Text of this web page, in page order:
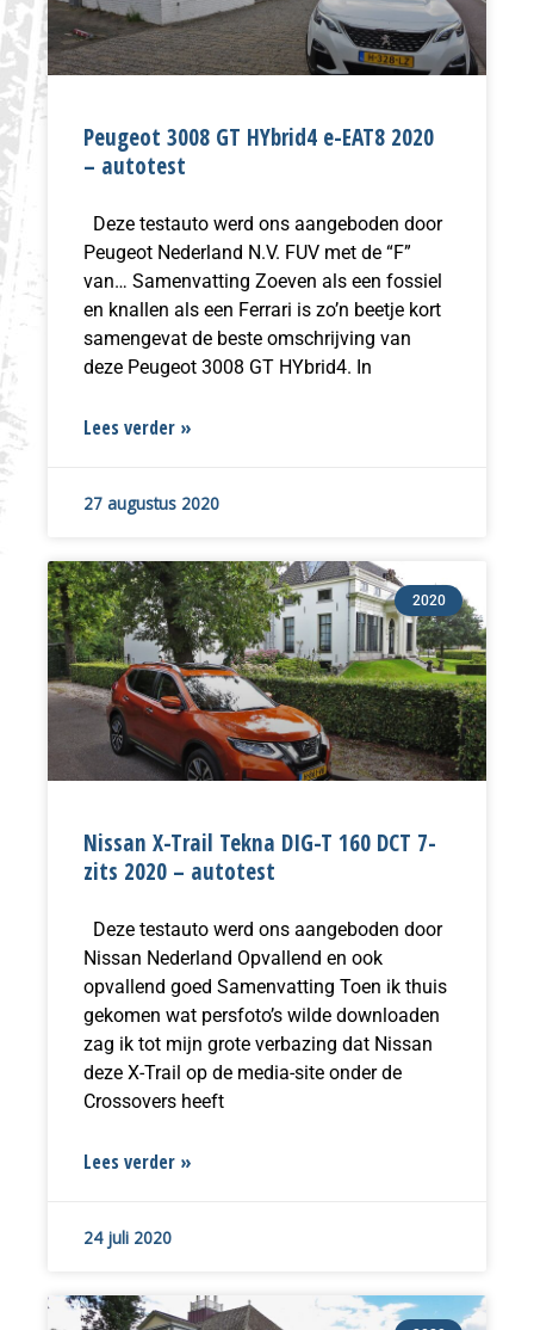
Peugeot 3008 GT HYbrid4 e-EAT8 2020
– autotest
Deze testauto werd ons aangeboden door
Peugeot Nederland N.V. FUV met de “F”
van… Samenvatting Zoeven als een fossiel
en knallen als een Ferrari is zo’n beetje kort
samengevat de beste omschrijving van
deze Peugeot 3008 GT HYbrid4. In
Lees verder »
27 augustus 2020
2020
Nissan X-Trail Tekna DIG-T 160 DCT 7-
zits 2020 – autotest
Deze testauto werd ons aangeboden door
Nissan Nederland Opvallend en ook
opvallend goed Samenvatting Toen ik thuis
gekomen wat persfoto’s wilde downloaden
zag ik tot mijn grote verbazing dat Nissan
deze X-Trail op de media-site onder de
Crossovers heeft
Lees verder »
24 juli 2020